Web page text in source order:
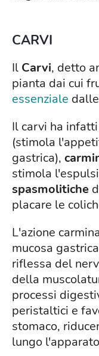
CARVI
Il Carvi, detto
pianta dai cui
essenziale
Il carvi ha infatti
(stimola
gastrica),
stimola
spasmolitiche
placare le
L'azione
mucosa
riflessa del
della
processi
peristaltici e
stomaco,
lungo